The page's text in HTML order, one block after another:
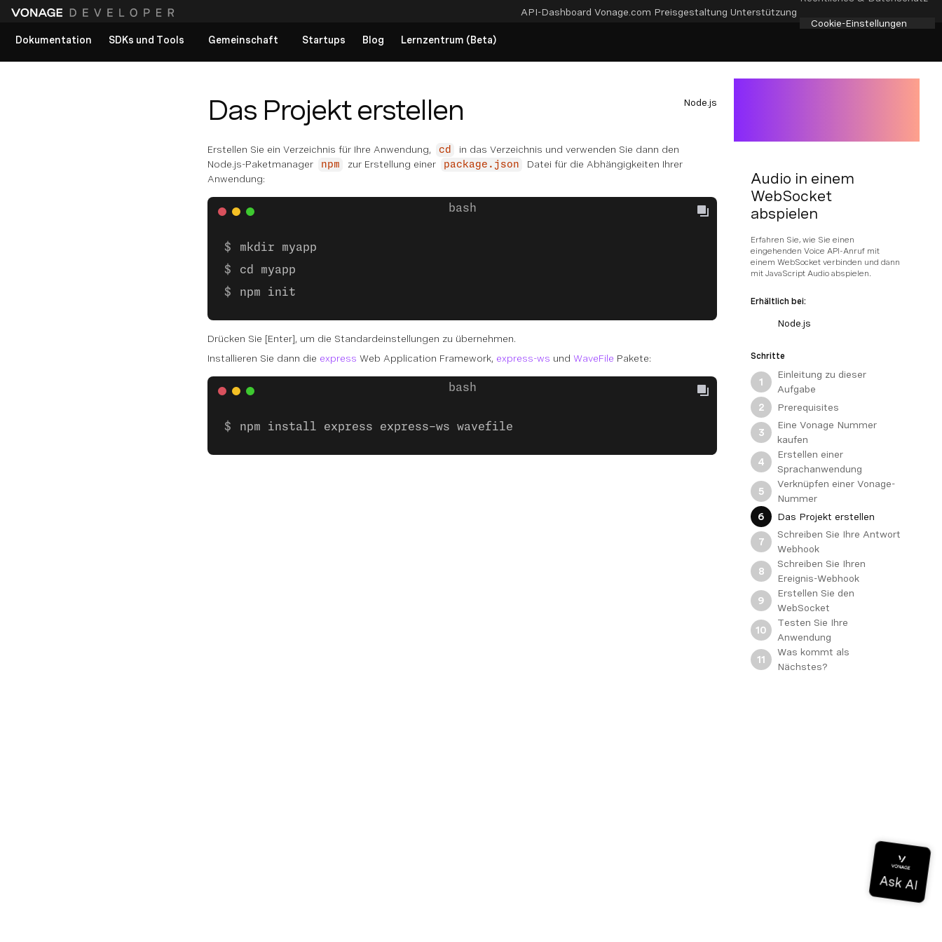
API-Dashboard Vonage.com Preisgestaltung Unterstützung
Cookie-Einstellungen
Dokumentation
SDKs und Tools Gemeinschaft Startups Blog Lernzentrum (Beta)
Node.js
Das Projekt erstellen
Erstellen Sie ein Verzeichnis für Ihre Anwendung, cd
in das Verzeichnis und verwenden Sie dann den
Node.js-Paketmanager
npm zur Erstellung einer package.json
Datei für die Abhängigkeiten Ihrer
Anwendung:
mkdir myapp
cd myapp
npm init
Drücken Sie [Enter], um die Standardeinstellungen zu übernehmen.
Installieren Sie dann die express Web Application Framework, express-ws und WaveFile Pakete:
npm install express express-ws wavefile
Audio in einem
WebSocket
abspielen
Erfahren Sie, wie Sie einen
eingehenden Voice API-Anruf mit
einem WebSocket verbinden und dann
mit JavaScript Audio abspielen.
Erhältlich bei:
Node.js
Schritte
1
Einleitung zu dieser
Aufgabe
2
Prerequisites
3
Eine Vonage Nummer
kaufen
4
Erstellen einer
Sprachanwendung
5
Verknüpfen einer Vonage-
Nummer
6
Das Projekt erstellen
7
Schreiben Sie Ihre Antwort
Webhook
8
Schreiben Sie Ihren
Ereignis-Webhook
9
Erstellen Sie den
WebSocket
10
Testen Sie Ihre
Anwendung
11
Was kommt als
Nächstes?